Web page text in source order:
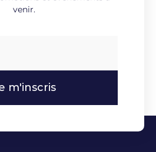
venir.
m'inscris